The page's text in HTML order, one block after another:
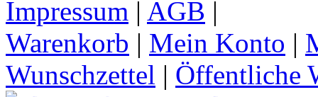
Impressum | AGB |
Warenkorb | Mein Konto |
Wunschzettel | Öffentliche